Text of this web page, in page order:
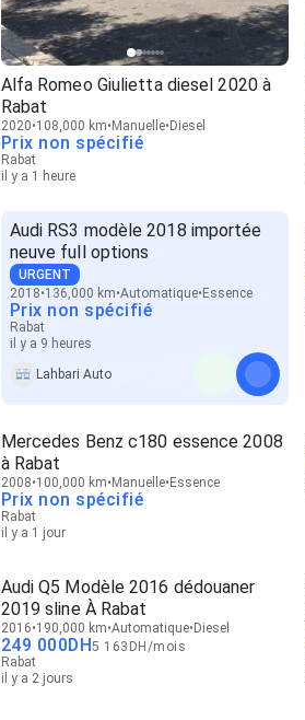
Alfa Romeo Giulietta diesel 2020 à
Rabat
2020 108,000 km Manuelle Diesel
Prix non spécifié
Rabat
il y a 1 heure
Audi RS3 modèle 2018 importée
neuve full options
URGENT
2018 136,000 km Automatique Essence
Prix non spécifié
Rabat
il y a 9 heures
Lahbari Auto
Mercedes Benz c180 essence 2008
à Rabat
2008 100,000 km Manuelle Essence
Prix non spécifié
Rabat
il y a 1 jour
Audi Q5 Modèle 2016 dédouaner
2019 sline À Rabat
2016 190,000 km Automatique Diesel
249 000DH5 163 DH /mois
Rabat
il y a 2 jours